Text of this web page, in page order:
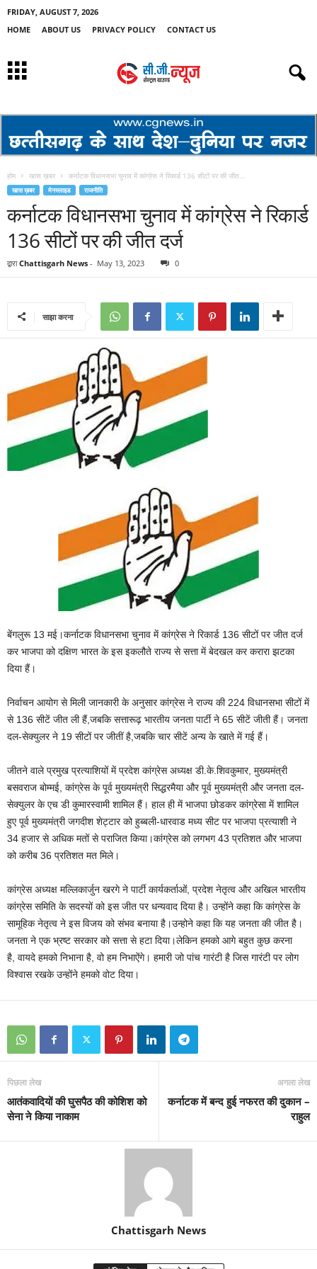
FRIDAY, AUGUST 7, 2026
HOME
ABOUT US PRIVACY POLICY CONTACT US
होम खास ख़बर कर्नाटक विधानसभा चुनाव में कांग्रेस ने रिकार्ड 136 सीटों पर की जीत...
खास ख़बर मेनस्लाइड राजनीति
कर्नाटक विधानसभा चुनाव में कांग्रेस ने रिकार्ड
136 सीटों पर की जीत दर्ज
द्वारा Chattisgarh News - May 13, 2023 0
साझा करना
बेंगलुरू 13 मई।कर्नाटक विधानसभा चुनाव में कांग्रेस ने रिकार्ड 136 सीटों पर जीत दर्ज
कर भाजपा को दक्षिण भारत के इस इकलौते राज्य से सत्ता में बेदखल कर करारा झटका
दिया हैं।
निर्वाचन आयोग से मिली जानकारी के अनुसार कांग्रेस ने राज्‍य की 224 विधानसभा सीटों में
से 136 सीटें जीत ली हैं,जबकि सत्तारूढ़ भारतीय जनता पार्टी ने 65 सीटें जीती हैं। जनता
दल-सेक्‍युलर ने 19 सीटों पर जीतीं है,जबकि चार सीटें अन्‍य के खाते में गई हैं।
जीतने वाले प्रमुख प्रत्‍याशियों में प्रदेश कांग्रेस अध्‍यक्ष डी.के.शिवकुमार, मुख्‍यमंत्री
बसवराज बोम्‍मई, कांग्रेस के पूर्व मुख्‍यमंत्री सिद्धरमैया और पूर्व मुख्‍यमंत्री और जनता दल-
सेक्‍युलर के एच डी कुमारस्‍वामी शामिल हैं। हाल ही में भाजपा छोडकर कांग्रेसा में शामिल
हुए पूर्व मुख्‍यमंत्री जगदीश शेट्टार को हुब्‍बली-धारवाड मध्‍य सीट पर भाजपा प्रत्‍याशी ने
34 हजार से अधिक मतों से पराजित किया।कांग्रेस को लगभग 43 प्रतिशत और भाजपा
को करीब 36 प्रतिशत मत मिले।
कांग्रेस अध्‍यक्ष मल्लिकार्जुन खरगे ने पार्टी कार्यकर्ताओं, प्रदेश नेतृत्‍व और अखिल भारतीय
कांग्रेस समिति के सदस्‍यों को इस जीत पर धन्‍यवाद दिया है। उन्‍होंने कहा कि कांग्रेस के
सामूहिक नेतृत्‍व ने इस विजय को संभव बनाया है।उन्होने कहा कि यह जनता की जीत है।
जनता ने एक भ्रष्ट सरकार को सत्ता से हटा दिया।लेकिन हमको आगे बहुत कुछ करना
है, वायदे हमको निभाना है, वो हम निभाऐंगे। हमारी जो पांच गारंटी है जिस गारंटी पर लोग
विश्‍वास रखके उन्‍होंने हमको वोट दिया।
पिछला लेख
आतंकवादियों की घुसपैठ की कोशिश को
सेना ने किया नाकाम
अगला लेख
कर्नाटक में बन्द हुई नफरत की दुकान –
राहुल
Chattisgarh News